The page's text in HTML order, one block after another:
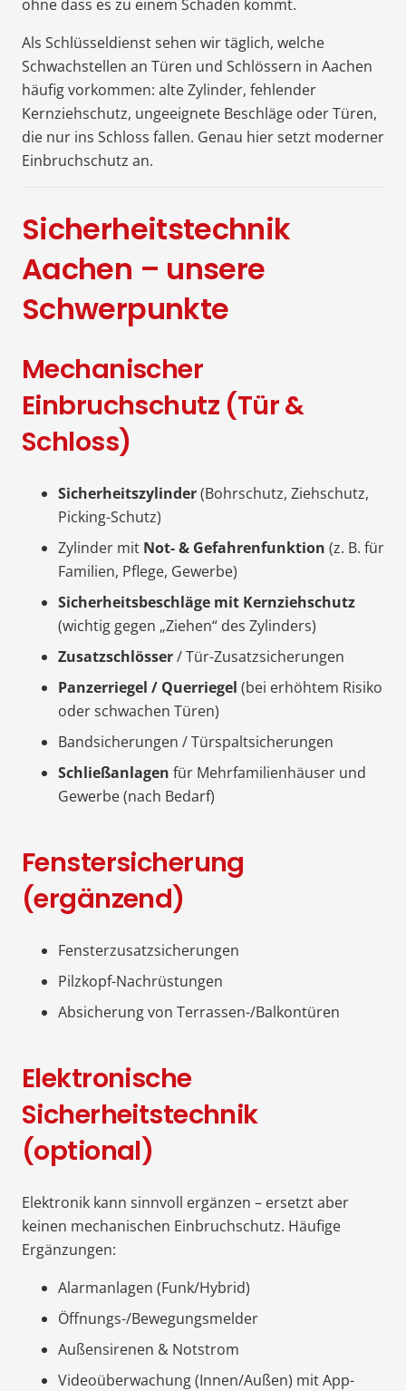
ohne dass es zu einem Schaden kommt.
Als Schlüsseldienst sehen wir täglich, welche
Schwachstellen an Türen und Schlössern in Aachen
häufig vorkommen: alte Zylinder, fehlender
Kernziehschutz, ungeeignete Beschläge oder Türen,
die nur ins Schloss fallen. Genau hier setzt moderner
Einbruchschutz an.
Sicherheitstechnik
Aachen – unsere
Schwerpunkte
Mechanischer
Einbruchschutz (Tür &
Schloss)
Sicherheitszylinder(Bohrschutz, Ziehschutz,
Picking-Schutz)
Zylinder mit Not- & Gefahrenfunktion (z. B. für
Familien, Pflege, Gewerbe)
Sicherheitsbeschläge mit Kernziehschutz
(wichtig gegen „Ziehen“ des Zylinders)
Zusatzschlösser/ Tür-Zusatzsicherungen
Panzerriegel / Querriegel (bei erhöhtem Risiko
oder schwachen Türen)
Bandsicherungen / Türspaltsicherungen
Schließanlagen für Mehrfamilienhäuser und
Gewerbe (nach Bedarf)
Fenstersicherung
(ergänzend)
Fensterzusatzsicherungen
Pilzkopf-Nachrüstungen
Absicherung von Terrassen-/Balkontüren
Elektronische
Sicherheitstechnik
(optional)
Elektronik kann sinnvoll ergänzen – ersetzt aber
keinen mechanischen Einbruchschutz. Häufige
Ergänzungen:
Alarmanlagen (Funk/Hybrid)
Öffnungs-/Bewegungsmelder
Außensirenen & Notstrom
Videoüberwachung (Innen/Außen) mit App-